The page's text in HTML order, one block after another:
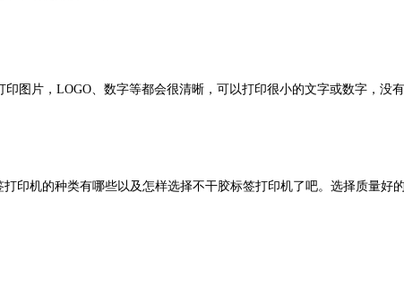
图片，LOGO、数字等都会很清晰，可以打印很小的文字或数字，没
机的种类有哪些以及怎样选择不干胶标签打印机了吧。选择质量好